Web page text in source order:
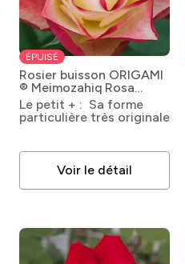
ÉPUISÉ
Rosier buisson ORIGAMI
® Meimozahiq Rosa
'Meimozahiq' ORIGAMI®
Le petit + : Sa forme
particulière très originale
Voir le détail